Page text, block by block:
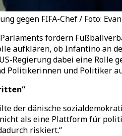
gegen FIFA-Chef / Foto:
fordern
aufklären, ob Infantino an
Regierung dabei eine
Politikerinnen und Politiker
der dänische
als eine Plattform für
riskiert.“